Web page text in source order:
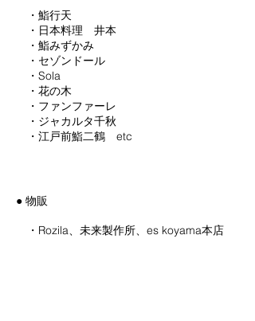
・鮨行天
・日本料理 井本
・鮨みずかみ
・セゾンドール
・Sola
・花の木
・ファンファーレ
・ジャカルタ千秋
・江戸前鮨二鶴 etc
● 物販
・Rozila、未来製作所、es koyama本店